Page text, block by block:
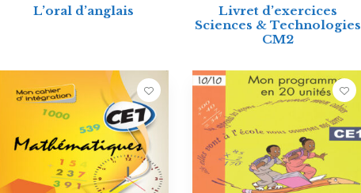
L’oral d’anglais
Livret d’exercices
Sciences & Technologies
CM2